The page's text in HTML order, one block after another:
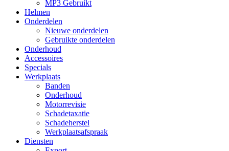
MP3 Gebruikt
Helmen
Onderdelen
Nieuwe onderdelen
Gebruikte onderdelen
Onderhoud
Accessoires
Specials
Werkplaats
Banden
Onderhoud
Motorrevisie
Schadetaxatie
Schadeherstel
Werkplaatsafspraak
Diensten